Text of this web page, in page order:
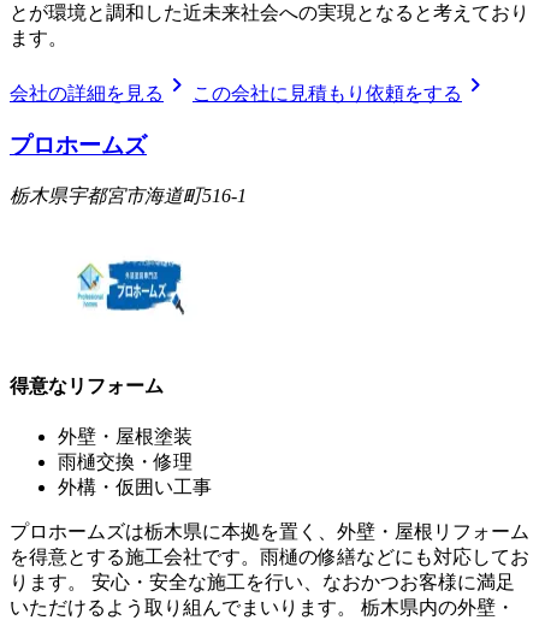
とが環境と調和した近未来社会への実現となると考えており
ます。
会社の詳細を見る chevron_right この会社に見積もり依頼をする chevron_right
プロホームズ
栃木県宇都宮市海道町516-1
得意なリフォーム
外壁・屋根塗装
雨樋交換・修理
外構・仮囲い工事
プロホームズは栃木県に本拠を置く、外壁・屋根リフォーム
を得意とする施工会社です。雨樋の修繕などにも対応してお
ります。 安心・安全な施工を行い、なおかつお客様に満足
いただけるよう取り組んでまいります。 栃木県内の外壁・